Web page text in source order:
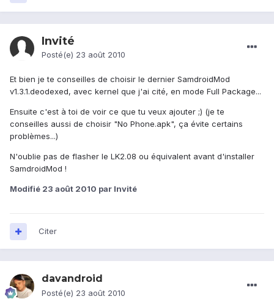
Invité
Posté(e) 23 août 2010
Et bien je te conseilles de choisir le dernier SamdroidMod
v1.3.1.deodexed, avec kernel que j'ai cité, en mode Full Package...
Ensuite c'est à toi de voir ce que tu veux ajouter ;) (je te
conseilles aussi de choisir "No Phone.apk", ça évite certains
problèmes...)
N'oublie pas de flasher le LK2.08 ou équivalent avant d'installer
SamdroidMod !
Modifié 23 août 2010 par Invité
Citer
davandroid
Posté(e) 23 août 2010